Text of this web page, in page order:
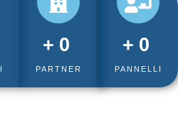
PARTNER
+ 0
PANNELLI
+ 0